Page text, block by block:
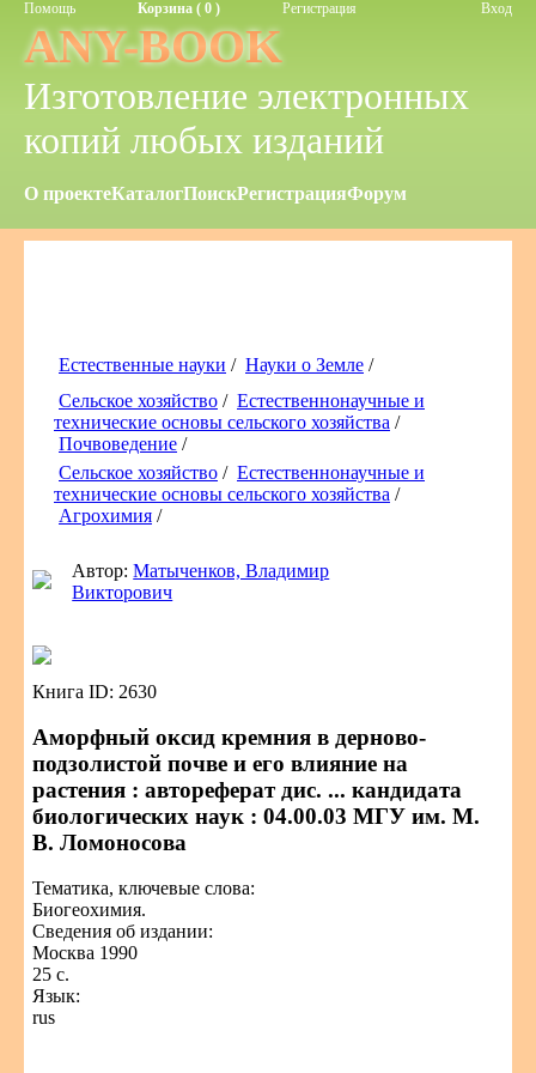
Помощь Корзина ( 0 ) Регистрация Вход
ANY-BOOK
Изготовление электронных
копий любых изданий
О проектеКаталогПоискРегистрацияФорум
Естественные науки / Науки о Земле /
Сельское хозяйство / Естественнонаучные и
технические основы сельского хозяйства /
Почвоведение /
Сельское хозяйство / Естественнонаучные и
технические основы сельского хозяйства /
Агрохимия /
Автор:Матыченков, Владимир
Викторович
Книга ID: 2630
Аморфный оксид кремния в дерново-
подзолистой почве и его влияние на
растения : автореферат дис. ... кандидата
биологических наук : 04.00.03 МГУ им. М.
В. Ломоносова
Тематика, ключевые слова:
Биогеохимия.
Сведения об издании:
Москва 1990
25 с.
Язык:
rus